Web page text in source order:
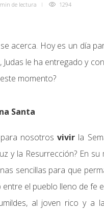
de lectura 1294
se acerca. Hoy es un día
Judas le ha entregado y
momento?
Santa
para nosotrosvivir la
y la Resurrección? En
sencillas para que
entre el pueblo lleno de fe
al joven rico y a